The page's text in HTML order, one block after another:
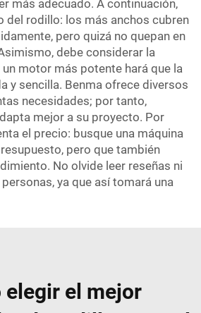
más adecuado. A continuación,
del rodillo: los más anchos cubren
pero quizá no quepan en
debe considerar la
motor más potente hará que la
y sencilla. Benma ofrece diversos
necesidades; por tanto,
mejor a su proyecto. Por
el precio: busque una máquina
pero que también
No olvide leer reseñas ni
ya que así tomará una
elegir el mejor